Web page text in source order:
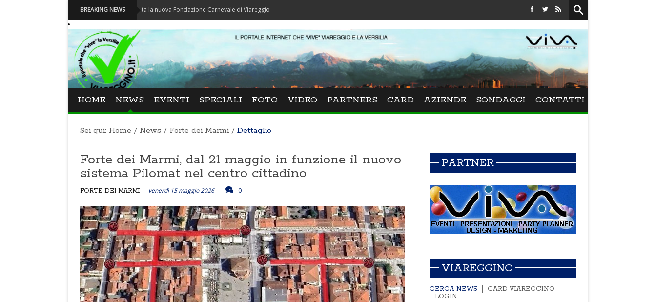
BREAKING NEWS
Carnevale - Nominata la nuova Fondazione Carnevale di Viareggio Festival La Versiliana - La direttrice lucchese Beatrice
HOME NEWS EVENTI SPECIALI FOTO VIDEO PARTNERS CARD AZIENDE SONDAGGI CONTATTI
Sei qui: Home / News / Forte dei Marmi / Dettaglio
Forte dei Marmi, dal 21 maggio in funzione il nuovo
sistema Pilomat nel centro cittadino
FORTE DEI MARMI venerdì 15 maggio 2026 0
PARTNER
VIAREGGINO
CERCA NEWS
CARD VIAREGGINO
LOGIN